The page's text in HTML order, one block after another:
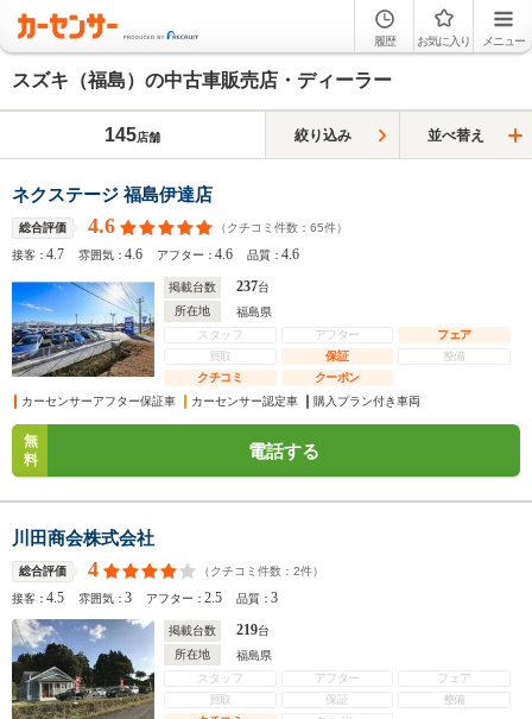
履歴 お気に入り メニュー
スズキ（福島）の中古車販売店・ディーラー
145店舗 絞り込み 並べ替え
ネクステージ 福島伊達店
総合評価 4.6 （クチコミ件数： 65件）
接客：4.7 雰囲気：4.6 アフター：4.6 品質：4.6
掲載台数 237台
所在地
福島県
スタッフ
アフター
フェア
買取
保証
整備
クチコミ
クーポン
カーセンサーアフター保証車
カーセンサー認定車 購入プラン付き車両
無
料
電話する
川田商会株式会社
総合評価 4 （クチコミ件数： 2件）
接客：4.5 雰囲気：3 アフター：2.5 品質：3
掲載台数 219台
所在地
福島県
スタッフ
アフター
フェア
買取
保証
整備